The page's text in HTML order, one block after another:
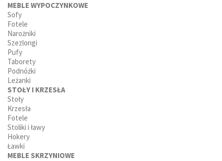
MEBLE WYPOCZYNKOWE
Sofy
Fotele
Narożniki
Szezlongi
Pufy
Taborety
Podnóżki
Leżanki
STOŁY I KRZESŁA
Stoły
Krzesła
Fotele
Stoliki i ławy
Hokery
Ławki
MEBLE SKRZYNIOWE